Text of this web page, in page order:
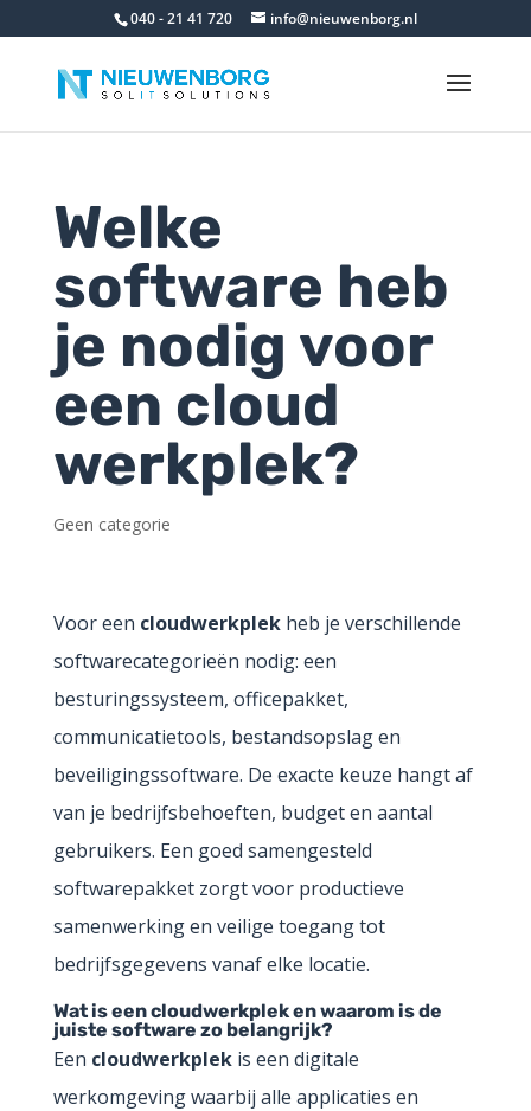
040 - 21 41 720 info@nieuwenborg.nl
Welke
software heb
je nodig voor
een cloud
werkplek?
Geen categorie
Voor een cloudwerkplekheb je verschillende
softwarecategorieën nodig: een
besturingssysteem, officepakket,
communicatietools, bestandsopslag en
beveiligingssoftware. De exacte keuze hangt af
van je bedrijfsbehoeften, budget en aantal
gebruikers. Een goed samengesteld
softwarepakket zorgt voor productieve
samenwerking en veilige toegang tot
bedrijfsgegevens vanaf elke locatie.
Wat is een cloudwerkplek en waarom is de
juiste software zo belangrijk?
Een cloudwerkplekis een digitale
werkomgeving waarbij alle applicaties en